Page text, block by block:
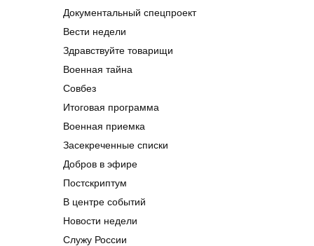
Документальный спецпроект
Вести недели
Здравствуйте товарищи
Военная тайна
Совбез
Итоговая программа
Военная приемка
Засекреченные списки
Добров в эфире
Постскриптум
В центре событий
Новости недели
Служу России